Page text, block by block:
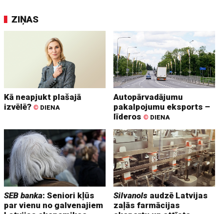
ZIŅAS
Kā neapjukt plašajā
izvēlē? © DIENA
Autopārvadājumu
pakalpojumu eksports –
līderos © DIENA
SEB banka: Seniori kļūs
par vienu no galvenajiem
Silvanols audzē Latvijas
zaļās farmācijas